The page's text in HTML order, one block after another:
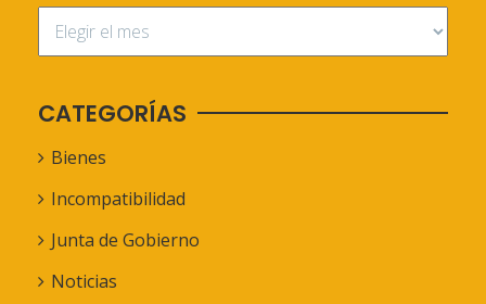
CATEGORÍAS
Bienes
Incompatibilidad
Junta de Gobierno
Noticias